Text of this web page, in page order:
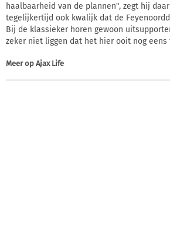
haalbaarheid van de plannen", zegt hij
tegelijkertijd ook kwalijk dat de
Bij de klassieker horen gewoon
zeker niet liggen dat het hier ooit nog eens
Meer op Ajax Life